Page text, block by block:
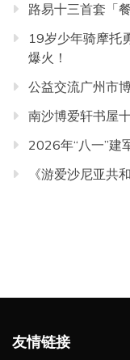
路易十三首套「
19岁少年骑摩托
爆火！
公益交流广州市
南沙博爱轩书屋
2026年“八一”建
《游爱沙尼亚共
友情链接